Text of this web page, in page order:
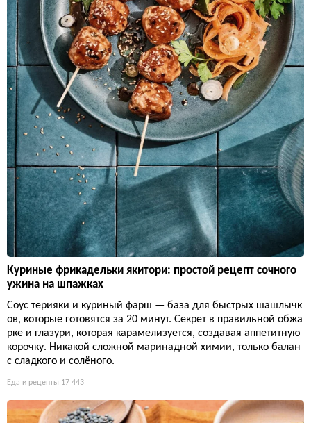
Куриные фрикадельки якитори: простой рецепт сочного
ужина на шпажках
Соус терияки и куриный фарш — база для быстрых шашлычк
ов, которые готовятся за 20 минут. Секрет в правильной обжа
рке и глазури, которая карамелизуется, создавая аппетитную
корочку. Никакой сложной маринадной химии, только балан
с сладкого и солёного.
Еда и рецепты 17 443